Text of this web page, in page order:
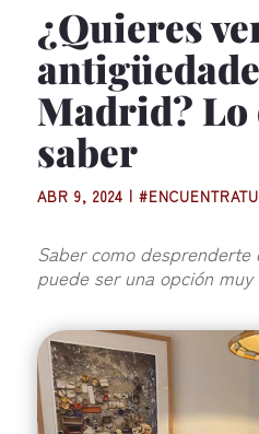
¿Quieres
Madrid? Lo
saber
ABR 9, 2024 |
Saber como desprenderte
puede ser una opción muy